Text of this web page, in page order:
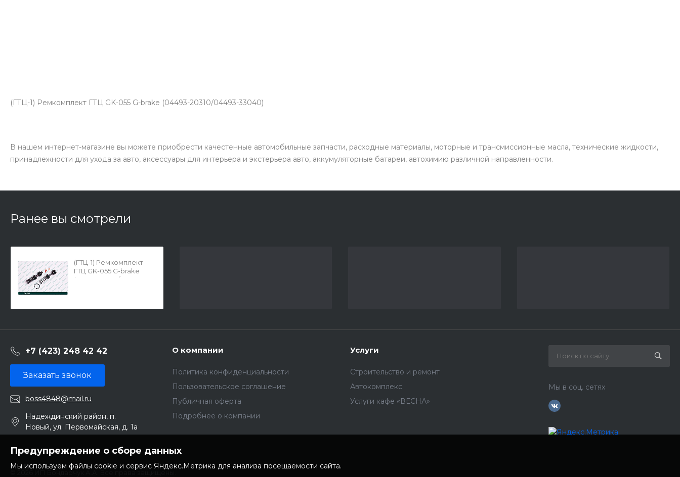
(ГТЦ-1) Ремкомплект ГТЦ GK-055 G-brake (04493-20310/04493-33040)
В нашем интернет-магазине вы можете приобрести качестенные автомобильные запчасти, расходные материалы, моторные и трансмиссионные масла, технические жидкости,
принадлежности для ухода за авто, аксессуары для интерьера и экстерьера авто, аккумуляторные батареи, автохимию различной направленности.
Ранее вы смотрели
(ГТЦ-1) Ремкомплект
ГТЦ GK-055 G-brake
(04493-20310/04493-
+7 (423) 248 42 42
Заказать звонок
boss4848@mail.ru
Надеждинский район, п.
Новый, ул. Первомайская, д. 1а
О компании
Политика конфиденциальности
Пользовательское соглашение
Публичная оферта
Подробнее о компании
Услуги
Строительство и ремонт
Автокомплекс
Услуги кафе «ВЕСНА»
Мы в соц. сетях
© 2026 ИП Бондарчук А.А. Все права защищены.
Предупреждение о сборе данных
Мы используем файлы cookie и сервис Яндекс.Метрика для анализа посещаемости сайта.